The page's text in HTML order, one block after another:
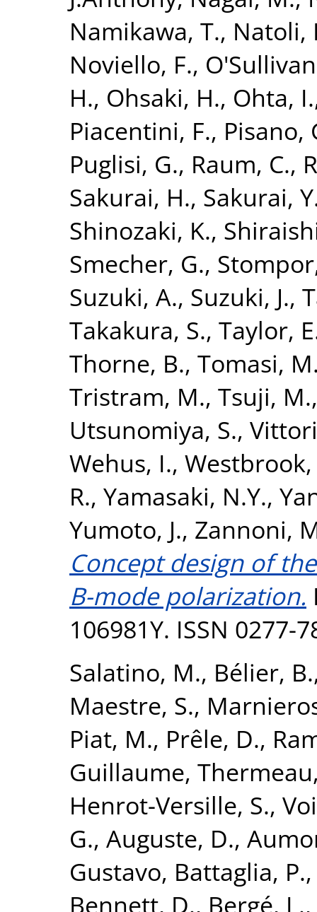
Namikawa, T., Natoli,
Noviello, F.,
H., Ohsaki, H., Ohta, I.
Piacentini, F., Pisano,
Puglisi, G., Raum, C.,
Sakurai, H., Sakurai,
Shinozaki, K.,
Smecher, G.,
Suzuki, A., Suzuki, J.,
Takakura, S., Taylor,
Thorne, B., Tomasi,
Tristram, M., Tsuji, M.
Utsunomiya, S.,
Wehus, I., Westbrook,
R., Yamasaki, N.Y.,
Yumoto, J., Zannoni,
Concept design of
B-mode polarization.
106981Y. ISSN 0277-
Salatino, M., Bélier, B.
Maestre, S.,
Piat, M., Prêle, D.,
Guillaume,
Henrot-Versille, S.,
G., Auguste, D.,
Gustavo, Battaglia, P.
Bennett, D., Bergé, L.,